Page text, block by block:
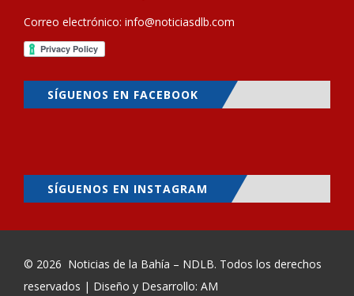
Correo electrónico: info@noticiasdlb.com
SÍGUENOS EN FACEBOOK
SÍGUENOS EN INSTAGRAM
© 2026 Noticias de la Bahía – NDLB. Todos los derechos
reservados | Diseño y Desarrollo: AM